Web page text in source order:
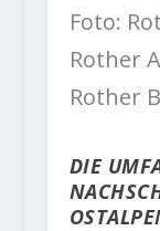
Rother
Rother
DIE